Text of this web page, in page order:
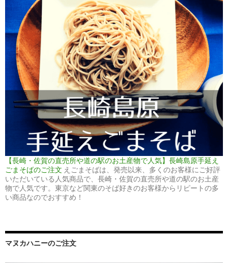
【長崎・佐賀の直売所や道の駅のお土産物で人気】長崎島原手延え
ごまそばのご注文 えごまそばは、発売以来、多くのお客様にご好評
いただいている人気商品で、長崎・佐賀の直売所や道の駅のお土産
物で人気です。東京など関東のそば好きのお客様からリピートの多
い商品なのでおすすめ！
マヌカハニーのご注文